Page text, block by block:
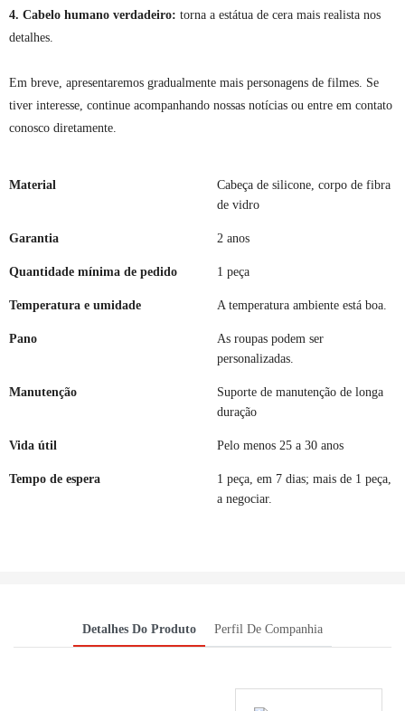
4. Cabelo humano verdadeiro: torna a estátua de cera mais realista nos
detalhes.
Em breve, apresentaremos gradualmente mais personagens de filmes. Se
tiver interesse, continue acompanhando nossas notícias ou entre em contato
conosco diretamente.
Material
Cabeça de silicone, corpo de fibra
de vidro
Garantia 2 anos
Quantidade mínima de pedido 1 peça
Temperatura e umidade A temperatura ambiente está boa.
Pano
As roupas podem ser
personalizadas.
Manutenção
Suporte de manutenção de longa
duração
Vida útil Pelo menos 25 a 30 anos
Tempo de espera
1 peça, em 7 dias; mais de 1 peça,
a negociar.
Detalhes Do Produto Perfil De Companhia